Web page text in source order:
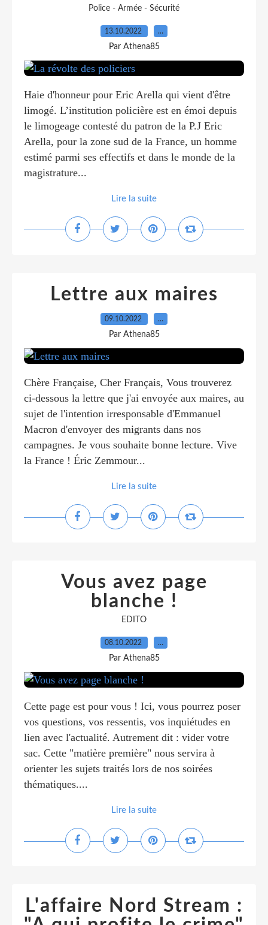
Police - Armée - Sécurité
13.10.2022 …
Par Athena85
Haie d'honneur pour Eric Arella qui vient d'être
limogé. L’institution policière est en émoi depuis
le limogeage contesté du patron de la P.J Eric
Arella, pour la zone sud de la France, un homme
estimé parmi ses effectifs et dans le monde de la
magistrature...
Lire la suite
Lettre aux maires
09.10.2022 …
Par Athena85
Chère Française, Cher Français, Vous trouverez
ci-dessous la lettre que j'ai envoyée aux maires, au
sujet de l'intention irresponsable d'Emmanuel
Macron d'envoyer des migrants dans nos
campagnes. Je vous souhaite bonne lecture. Vive
la France ! Éric Zemmour...
Lire la suite
Vous avez page
blanche !
EDITO
08.10.2022 …
Par Athena85
Cette page est pour vous ! Ici, vous pourrez poser
vos questions, vos ressentis, vos inquiétudes en
lien avec l'actualité. Autrement dit : vider votre
sac. Cette "matière première" nous servira à
orienter les sujets traités lors de nos soirées
thématiques....
Lire la suite
L'affaire Nord Stream :